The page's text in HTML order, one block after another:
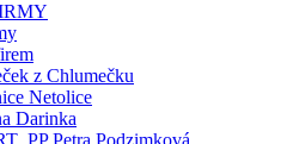
z Chlumečku
Netolice
Darinka
Petra Podzimková